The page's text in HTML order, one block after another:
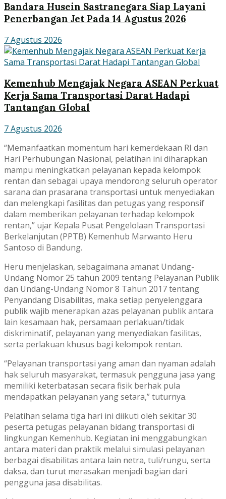
Bandara Husein Sastranegara Siap Layani
Penerbangan Jet Pada 14 Agustus 2026
7 Agustus 2026
Kemenhub Mengajak Negara ASEAN Perkuat
Kerja Sama Transportasi Darat Hadapi
Tantangan Global
7 Agustus 2026
“Memanfaatkan momentum hari kemerdekaan RI dan
Hari Perhubungan Nasional, pelatihan ini diharapkan
mampu meningkatkan pelayanan kepada kelompok
rentan dan sebagai upaya mendorong seluruh operator
sarana dan prasarana transportasi untuk menyediakan
dan melengkapi fasilitas dan petugas yang responsif
dalam memberikan pelayanan terhadap kelompok
rentan,” ujar Kepala Pusat Pengelolaan Transportasi
Berkelanjutan (PPTB) Kemenhub Marwanto Heru
Santoso di Bandung.
Heru menjelaskan, sebagaimana amanat Undang-
Undang Nomor 25 tahun 2009 tentang Pelayanan Publik
dan Undang-Undang Nomor 8 Tahun 2017 tentang
Penyandang Disabilitas, maka setiap penyelenggara
publik wajib menerapkan azas pelayanan publik antara
lain kesamaan hak, persamaan perlakuan/tidak
diskriminatif, pelayanan yang menyediakan fasilitas,
serta perlakuan khusus bagi kelompok rentan.
“Pelayanan transportasi yang aman dan nyaman adalah
hak seluruh masyarakat, termasuk pengguna jasa yang
memiliki keterbatasan secara fisik berhak pula
mendapatkan pelayanan yang setara,” tuturnya.
Pelatihan selama tiga hari ini diikuti oleh sekitar 30
peserta petugas pelayanan bidang transportasi di
lingkungan Kemenhub. Kegiatan ini menggabungkan
antara materi dan praktik melalui simulasi pelayanan
berbagai disabilitas antara lain netra, tuli/rungu, serta
daksa, dan turut merasakan menjadi bagian dari
pengguna jasa disabilitas.